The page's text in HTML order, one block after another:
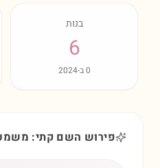
בנות
6
0ב-2024
פירוש השם קתי: